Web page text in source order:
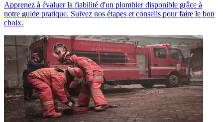
Apprenez à évaluer la fiabilité d'un plombier disponible grâce à
notre guide pratique. Suivez nos étapes et conseils pour faire le bon
choix.